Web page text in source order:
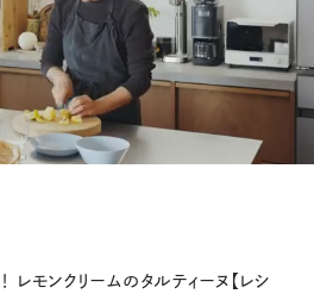
t
モンクリームのタルティーヌ【レシ